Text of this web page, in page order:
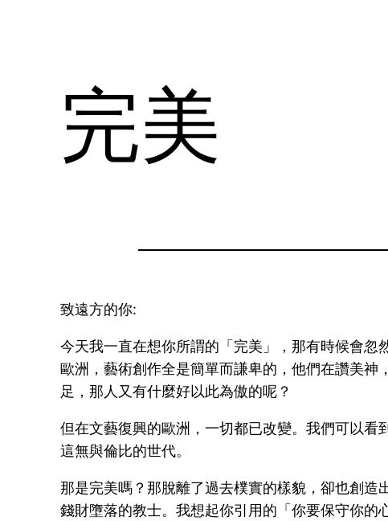
完美
致遠方的你:
今天我一直在想你所謂的「完美」，那有時候會
歐洲，藝術創作全是簡單而謙卑的，他們在讚美
足，那人又有什麼好以此為傲的呢？
但在文藝復興的歐洲，一切都已改變。我們可以
這無與倫比的世代。
那是完美嗎？那脫離了過去樸實的樣貌，卻也創
錢財墮落的教士。我想起你引用的「你要保守你